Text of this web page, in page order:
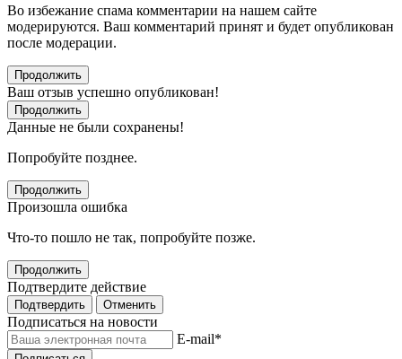
Во избежание спама комментарии на нашем сайте
модерируются. Ваш комментарий принят и будет опубликован
после модерации.
Продолжить
Ваш отзыв успешно опубликован!
Продолжить
Данные не были сохранены!
Попробуйте позднее.
Продолжить
Произошла ошибка
Что-то пошло не так, попробуйте позже.
Продолжить
Подтвердите действие
Подтвердить Отменить
Подписаться на новости
E-mail*